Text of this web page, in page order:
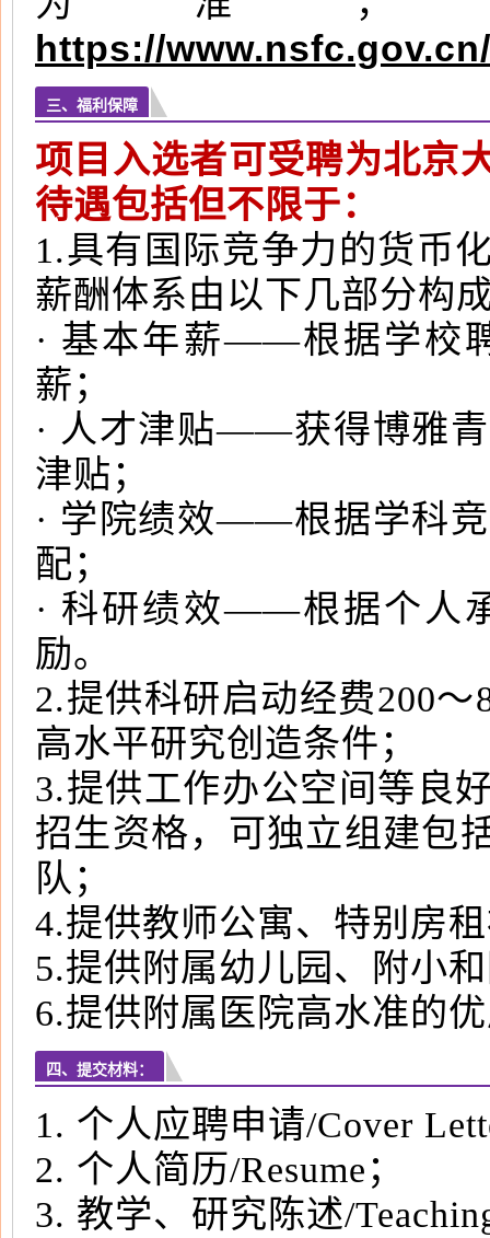
https://
三、福利保障
项目入选者可受聘为北京
待遇包括但不限于：
1.具有国际竞争力的货币
薪酬体系由以下几部分构
· 基本年薪——根据学校
薪；
· 人才津贴——获得博雅
津贴；
· 学院绩效——根据学科
配；
· 科研绩效——根据个人
励。
2.提供科研启动经费200
高水平研究创造条件；
3.提供工作办公空间等良
招生资格，可独立组建包
队；
4.提供教师公寓、特别房
5.提供附属幼儿园、附小
6.提供附属医院高水准的
四、提交材料：
1. 个人应聘申请/Cover
2. 个人简历/Resume；
3. 教学、研究陈述/